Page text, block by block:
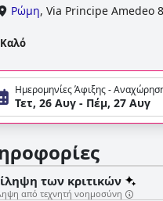
Ρώμη, Via Principe Amedeo
Καλό
Ημερομηνίες Άφιξης -
Τετ, 26 Αυγ - Πέμ, 27 Αυγ
των κριτικών
από τεχνητή νοημοσύνη